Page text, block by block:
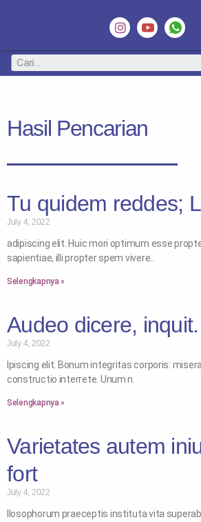
Hasil Pencarian
Tu quidem reddes;
July 4, 2022
adipiscing elit. Huic mori optimum esse
sapientiae, illi propter spem vivere..
Selengkapnya »
Audeo dicere,
July 4, 2022
Ipiscing elit. Bonum integritas corporis:
constructio interrete. Unum n.
Selengkapnya »
Varietates autem
fort
July 4, 2022
Ilosophorum praeceptis instituta vita